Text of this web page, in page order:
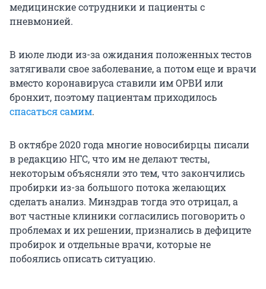
медицинские сотрудники и пациенты с
пневмонией.
В июле люди из-за ожидания положенных тестов
затягивали свое заболевание, а потом еще и врачи
вместо коронавируса ставили им ОРВИ или
бронхит, поэтому пациентам приходилось
спасаться самим.
В октябре 2020 года многие новосибирцы писали
в редакцию НГС, что им не делают тесты,
некоторым объясняли это тем, что закончились
пробирки из-за большого потока желающих
сделать анализ. Минздрав тогда это отрицал, а
вот частные клиники согласились поговорить о
проблемах и их решении, признались в дефиците
пробирок и отдельные врачи, которые не
побоялись описать ситуацию.